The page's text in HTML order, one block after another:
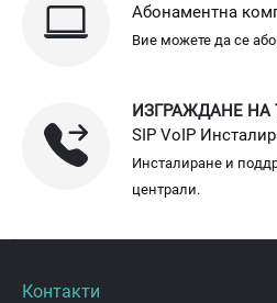
Абонаментна
Вие можете да се
ИЗГРАЖДАНЕ НА
SIP VoIP
Инсталиране и
централи.
Контакти